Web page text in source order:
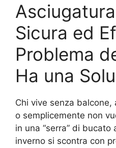
Sicura ed
Problema
Ha una
Chi vive senza
o semplicemente non
in una “serra” di bucato
inverno si scontra con